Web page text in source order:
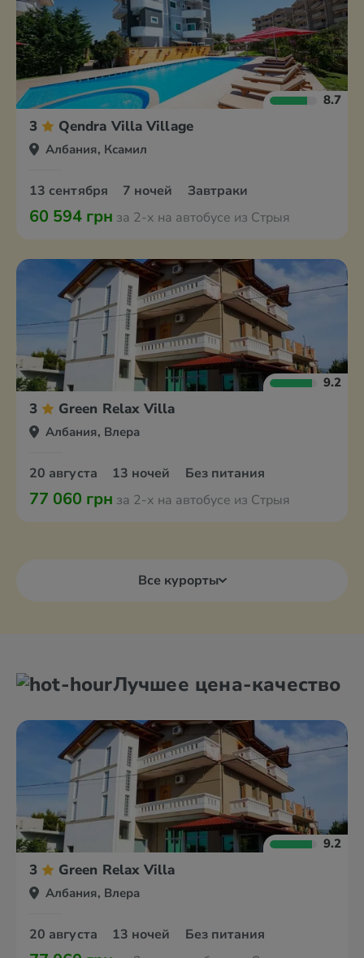
8.7
3 Qendra Villa Village
Албания, Ксамил
13 сентября 7 ночей Завтраки
60 594 грн за 2-х на автобусе из Стрыя
9.2
3 Green Relax Villa
Албания, Влера
20 августа 13 ночей Без питания
77 060 грн за 2-х на автобусе из Стрыя
Все курорты
Лучшее цена-качество
9.2
3 Green Relax Villa
Албания, Влера
20 августа 13 ночей Без питания